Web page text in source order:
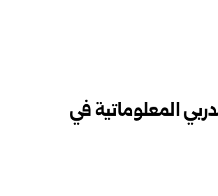
المعلوماتية في